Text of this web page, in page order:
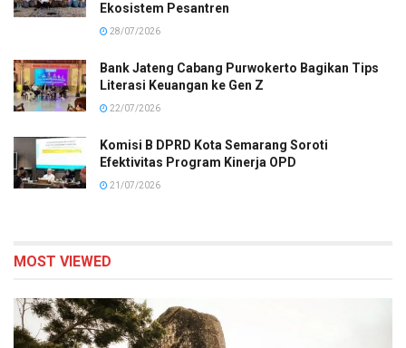
Ekosistem Pesantren
28/07/2026
Bank Jateng Cabang Purwokerto Bagikan Tips
Literasi Keuangan ke Gen Z
22/07/2026
Komisi B DPRD Kota Semarang Soroti
Efektivitas Program Kinerja OPD
21/07/2026
MOST VIEWED